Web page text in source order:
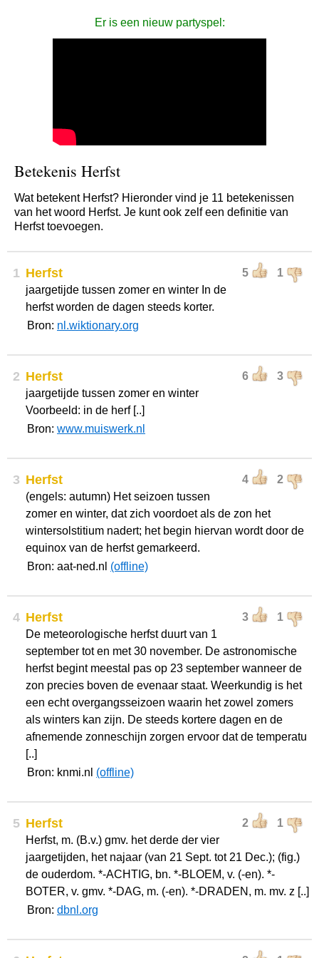
Er is een nieuw partyspel:
Betekenis Herfst
Wat betekent Herfst? Hieronder vind je 11 betekenissen
van het woord Herfst. Je kunt ook zelf een definitie van
Herfst toevoegen.
1 5 1
Herfst
jaargetijde tussen zomer en winter In de
herfst worden de dagen steeds korter.
Bron: nl.wiktionary.org
2 6 3
Herfst
jaargetijde tussen zomer en winter
Voorbeeld: in de herf [..]
Bron: www.muiswerk.nl
3 4 2
Herfst
(engels: autumn) Het seizoen tussen
zomer en winter, dat zich voordoet als de zon het
wintersolstitium nadert; het begin hiervan wordt door de
equinox van de herfst gemarkeerd.
Bron: aat-ned.nl (offline)
4 3 1
Herfst
De meteorologische herfst duurt van 1
september tot en met 30 november. De astronomische
herfst begint meestal pas op 23 september wanneer de
zon precies boven de evenaar staat. Weerkundig is het
een echt overgangsseizoen waarin het zowel zomers
als winters kan zijn. De steeds kortere dagen en de
afnemende zonneschijn zorgen ervoor dat de temperatu
[..]
Bron: knmi.nl (offline)
5 2 1
Herfst
Herfst, m. (B.v.) gmv. het derde der vier
jaargetijden, het najaar (van 21 Sept. tot 21 Dec.); (fig.)
de ouderdom. *-ACHTIG, bn. *-BLOEM, v. (-en). *-
BOTER, v. gmv. *-DAG, m. (-en). *-DRADEN, m. mv. z [..]
Bron: dbnl.org